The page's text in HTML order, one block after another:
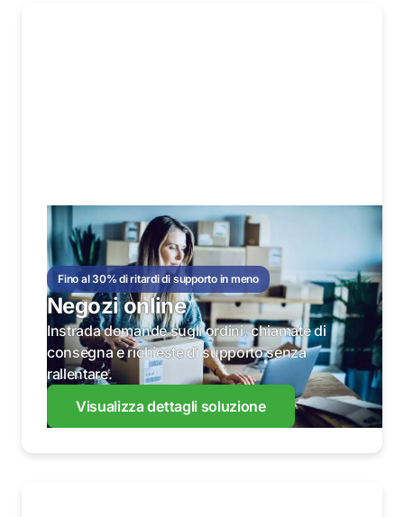
Fino al 30% di ritardi di supporto in meno
Negozi online
Instrada domande sugli ordini, chiamate di
consegna e richieste di supporto senza
rallentare.
Visualizza dettagli soluzione